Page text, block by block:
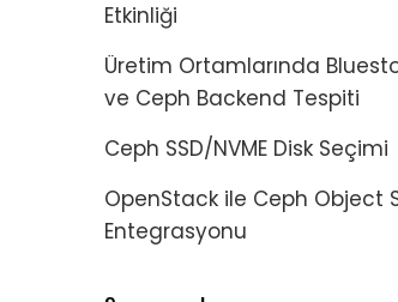
Etkinliği
Üretim Ortamlarında
ve Ceph Backend Tespiti
Ceph SSD/NVME Disk Seçimi
OpenStack ile Ceph Object
Entegrasyonu